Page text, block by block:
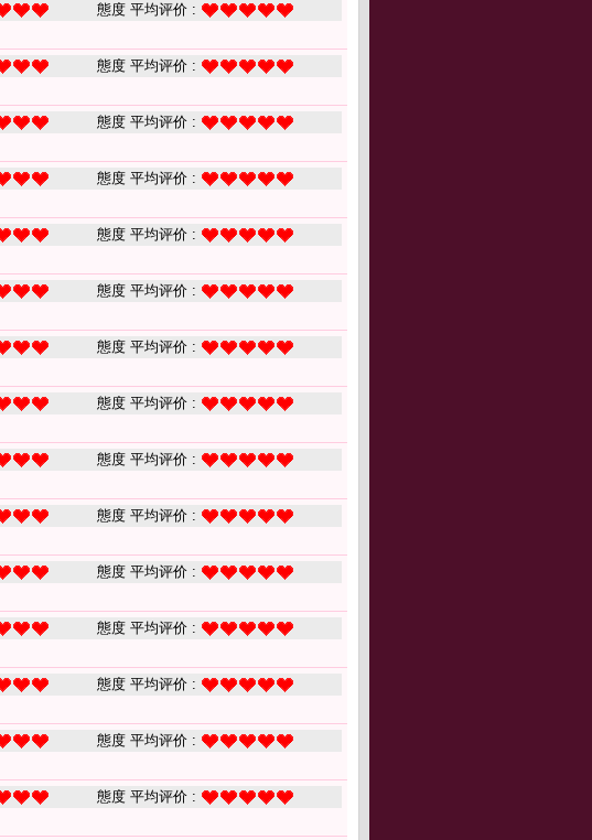
態度 平均评价 :
態度 平均评价 :
態度 平均评价 :
態度 平均评价 :
態度 平均评价 :
態度 平均评价 :
態度 平均评价 :
態度 平均评价 :
態度 平均评价 :
態度 平均评价 :
態度 平均评价 :
態度 平均评价 :
態度 平均评价 :
態度 平均评价 :
態度 平均评价 :